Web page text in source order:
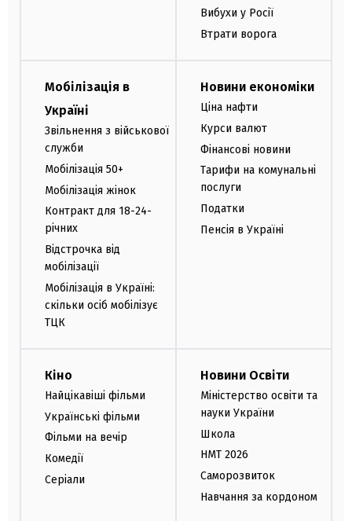
Вибухи у Росії
Втрати ворога
Мобілізація в
Україні
Звільнення з військової
служби
Мобілізація 50+
Мобілізація жінок
Контракт для 18-24-
річних
Відстрочка від
мобілізації
Мобілізація в Україні:
скільки осіб мобілізує
ТЦК
Новини економіки
Ціна нафти
Курси валют
Фінансові новини
Тарифи на комунальні
послуги
Податки
Пенсія в Україні
Кіно
Найцікавіші фільми
Українські фільми
Фільми на вечір
Комедії
Серіали
Новини Освіти
Міністерство освіти та
науки України
Школа
НМТ 2026
Саморозвиток
Навчання за кордоном